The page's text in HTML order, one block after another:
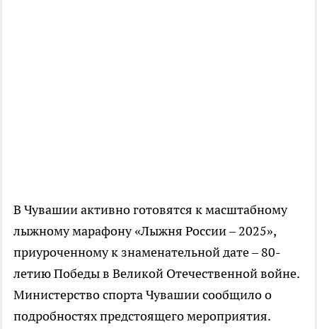
В Чувашии активно готовятся к масштабному
лыжному марафону «Лыжня России – 2025»,
приуроченному к знаменательной дате – 80-
летию Победы в Великой Отечественной войне.
Министерство спорта Чувашии сообщило о
подробностях предстоящего мероприятия.